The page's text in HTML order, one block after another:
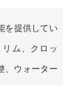
を提供してい
ム、クロッ
、ウォーター